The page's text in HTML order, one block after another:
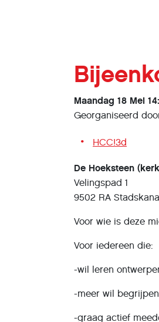
Maandag 18 Mei
Georganiseerd
HCC!3d
De Hoeksteen
Velingspad 1
9502 RA
Voor wie is deze
Voor iedereen die:
-wil leren
-meer wil
-graag actief